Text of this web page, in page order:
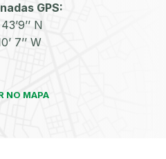
GPS:
N
7’’ W
NO MAPA